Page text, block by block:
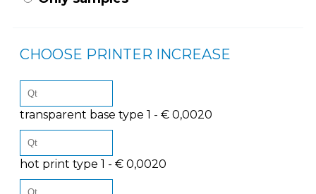
CHOOSE PRINTER INCREASE
transparent base type 1 - € 0,0020
hot print type 1 - € 0,0020